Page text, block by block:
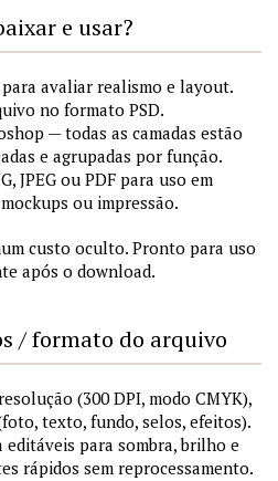
e usar?
avaliar realismo e layout.
no formato PSD.
— todas as camadas estão
e agrupadas por função.
JPEG ou PDF para uso em
ou impressão.
custo oculto. Pronto para uso
após o download.
/ formato do arquivo
(300 DPI, modo CMYK),
texto, fundo, selos, efeitos).
para sombra, brilho e
rápidos sem reprocessamento.